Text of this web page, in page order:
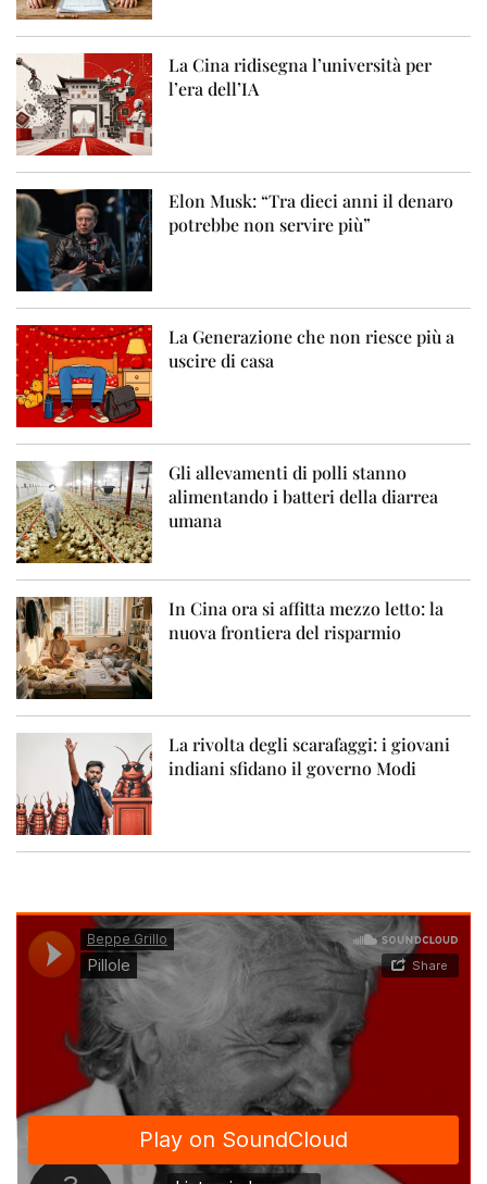
La Cina ridisegna l’università per
l’era dell’IA
Elon Musk: “Tra dieci anni il denaro
potrebbe non servire più”
La Generazione che non riesce più a
uscire di casa
Gli allevamenti di polli stanno
alimentando i batteri della diarrea
umana
In Cina ora si affitta mezzo letto: la
nuova frontiera del risparmio
La rivolta degli scarafaggi: i giovani
indiani sfidano il governo Modi